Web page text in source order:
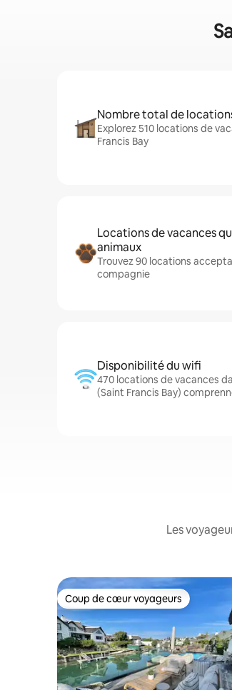
Nombre total de
Explorez 510 locations de
Francis Bay
Locations de vacances
animaux
Trouvez 90 locations
compagnie
Disponibilité du wifi
470 locations de vacances
(Saint Francis Bay)
Les
Coup de cœur voyageurs
Coup de cœur voyageurs